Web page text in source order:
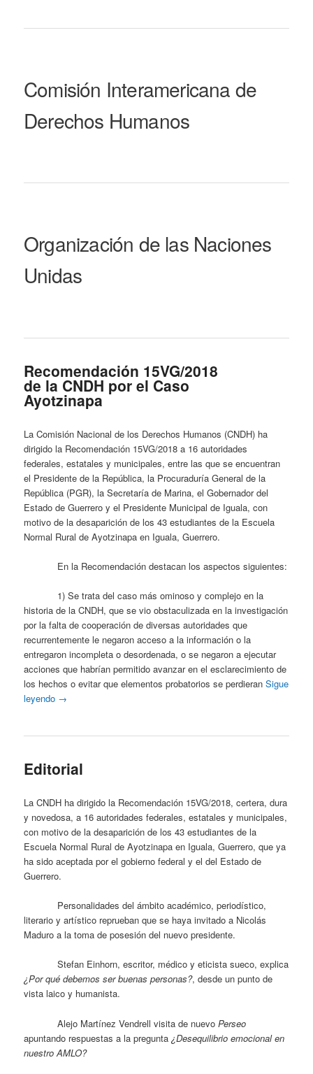
Comisión Interamericana de
Derechos Humanos
Organización de las Naciones
Unidas
Recomendación 15VG/2018
de la CNDH por el Caso
Ayotzinapa
La Comisión Nacional de los Derechos Humanos (CNDH) ha
dirigido la Recomendación 15VG/2018 a 16 autoridades
federales, estatales y municipales, entre las que se encuentran
el Presidente de la República, la Procuraduría General de la
República (PGR), la Secretaría de Marina, el Gobernador del
Estado de Guerrero y el Presidente Municipal de Iguala, con
motivo de la desaparición de los 43 estudiantes de la Escuela
Normal Rural de Ayotzinapa en Iguala, Guerrero.
En la Recomendación destacan los aspectos siguientes:
1) Se trata del caso más ominoso y complejo en la
historia de la CNDH, que se vio obstaculizada en la investigación
por la falta de cooperación de diversas autoridades que
recurrentemente le negaron acceso a la información o la
entregaron incompleta o desordenada, o se negaron a ejecutar
acciones que habrían permitido avanzar en el esclarecimiento de
los hechos o evitar que elementos probatorios se perdieranSigue
leyendo →
Editorial
La CNDH ha dirigido la Recomendación 15VG/2018, certera, dura
y novedosa, a 16 autoridades federales, estatales y municipales,
con motivo de la desaparición de los 43 estudiantes de la
Escuela Normal Rural de Ayotzinapa en Iguala, Guerrero, que ya
ha sido aceptada por el gobierno federal y el del Estado de
Guerrero.
Personalidades del ámbito académico, periodístico,
literario y artístico reprueban que se haya invitado a Nicolás
Maduro a la toma de posesión del nuevo presidente.
Stefan Einhorn, escritor, médico y eticista sueco, explica
¿Por qué debemos ser buenas personas?, desde un punto de
vista laico y humanista.
Alejo Martínez Vendrell visita de nuevoPerseo
apuntando respuestas a la pregunta ¿Desequilibrio emocional en
nuestro AMLO?